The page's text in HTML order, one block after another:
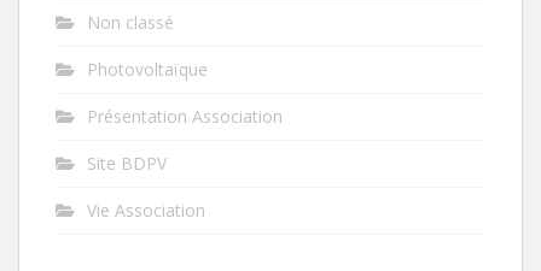
Non classé
Photovoltaïque
Présentation Association
Site BDPV
Vie Association